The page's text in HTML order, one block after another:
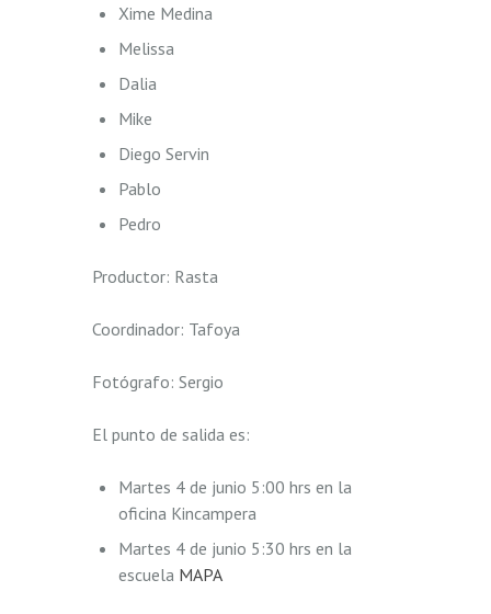
Xime Medina
Melissa
Dalia
Mike
Diego Servin
Pablo
Pedro
Productor: Rasta
Coordinador: Tafoya
Fotógrafo: Sergio
El punto de salida es:
Martes 4 de junio 5:00 hrs en la
oficina Kincampera
Martes 4 de junio 5:30 hrs en la
escuela MAPA